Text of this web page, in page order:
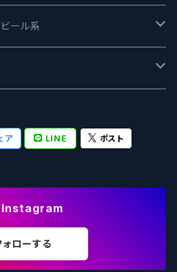
Y.Market Brewing
グ -WCB
トーン
ン
ドッグ
グ イン
ーク
ドリッジー
ンスピレーターズ
ク
クバイシクル
ール系
ア LINE ポスト
Instagram
ォローする